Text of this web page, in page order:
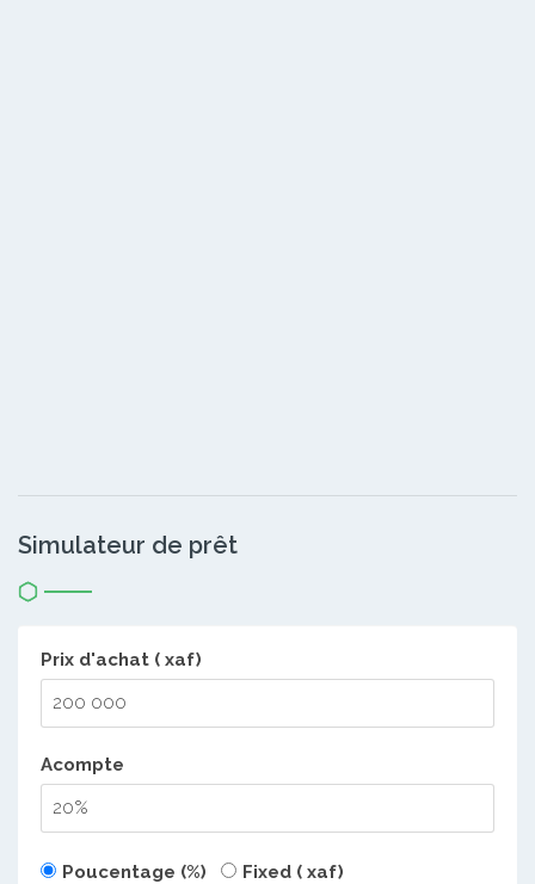
Simulateur de prêt
Prix d'achat ( xaf)
Acompte
Poucentage (%) Fixed ( xaf)